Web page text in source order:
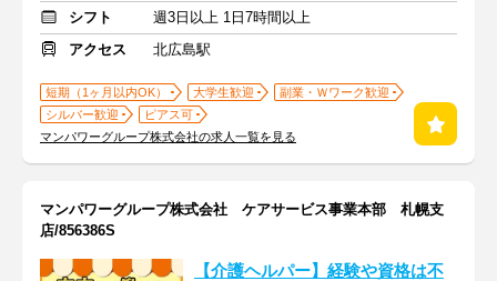
シフト
週3日以上 1日7時間以上
アクセス
北広島駅
短期（1ヶ月以内OK） 大学生歓迎
副業・Ｗワーク歓迎
シルバー歓迎
ピアス可
マンパワーグループ株式会社の求人一覧を見る
マンパワーグループ株式会社 ケアサービス事業本部 札幌支
店/856386S
【介護ヘルパー】経験や資格は不